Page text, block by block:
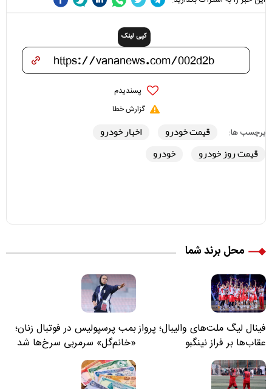
کپی لینک
پسندیدم
گزارش خطا
برچسب ها: قیمت خودرو
اخبار خودرو
قیمت روز خودرو
خودرو
محل برند شما
فینال لیگ ملت‌های والیبال؛ پرواز
عقاب‌ها بر فراز نینگبو
بمب پرسپولیس در فوتبال زنان؛
«خانم‌گل» سرمربی سرخ‌ها شد